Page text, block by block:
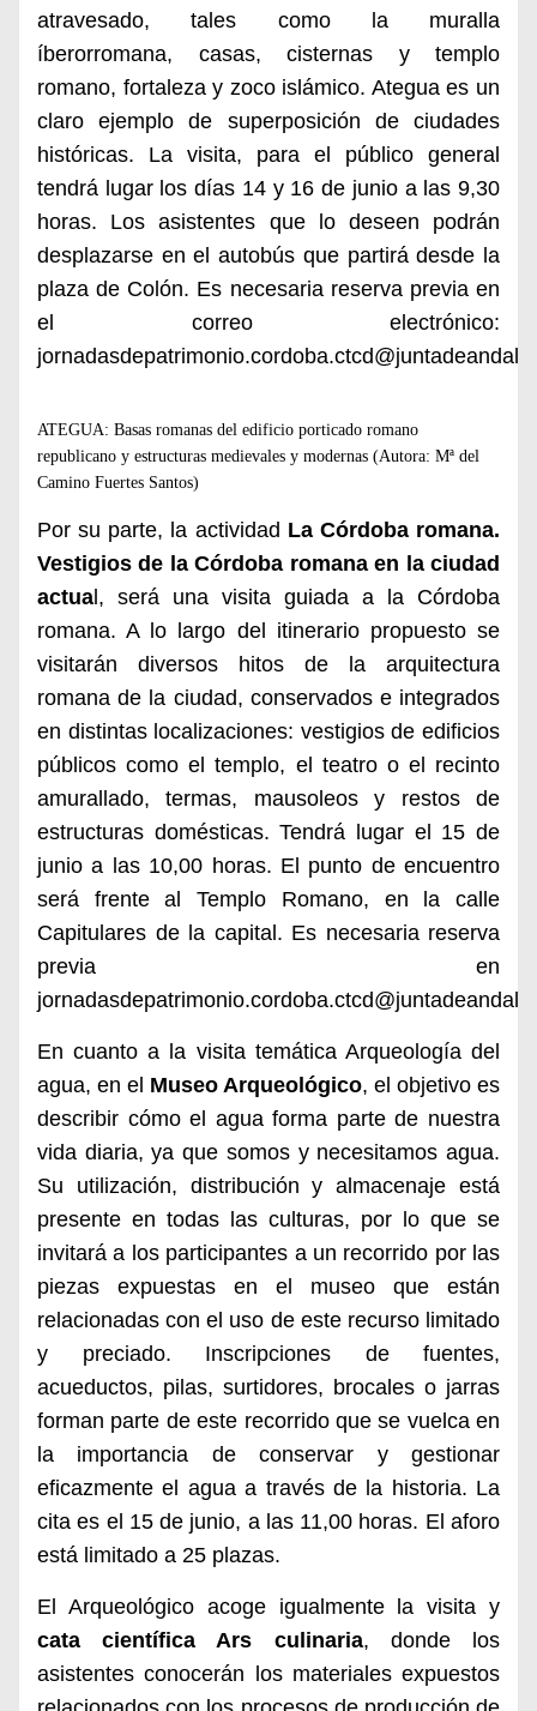
atravesado, tales como la muralla
íberorromana, casas, cisternas y templo
romano, fortaleza y zoco islámico. Ategua es un
claro ejemplo de superposición de ciudades
históricas. La visita, para el público general
tendrá lugar los días 14 y 16 de junio a las 9,30
horas. Los asistentes que lo deseen podrán
desplazarse en el autobús que partirá desde la
plaza de Colón. Es necesaria reserva previa en
el correo electrónico:
ATEGUA: Basas romanas del edificio porticado romano
republicano y estructuras medievales y modernas (Autora: Mª del
Camino Fuertes Santos)
Por su parte, la actividad La Córdoba romana.
Vestigios de la Córdoba romana en la ciudad
actua l, será una visita guiada a la Córdoba
romana. A lo largo del itinerario propuesto se
visitarán diversos hitos de la arquitectura
romana de la ciudad, conservados e integrados
en distintas localizaciones: vestigios de edificios
públicos como el templo, el teatro o el recinto
amurallado, termas, mausoleos y restos de
estructuras domésticas. Tendrá lugar el 15 de
junio a las 10,00 horas. El punto de encuentro
será frente al Templo Romano, en la calle
Capitulares de la capital. Es necesaria reserva
previa en
En cuanto a la visita temática Arqueología del
agua, en el Museo Arqueológico, el objetivo es
describir cómo el agua forma parte de nuestra
vida diaria, ya que somos y necesitamos agua.
Su utilización, distribución y almacenaje está
presente en todas las culturas, por lo que se
invitará a los participantes a un recorrido por las
piezas expuestas en el museo que están
relacionadas con el uso de este recurso limitado
y preciado. Inscripciones de fuentes,
acueductos, pilas, surtidores, brocales o jarras
forman parte de este recorrido que se vuelca en
la importancia de conservar y gestionar
eficazmente el agua a través de la historia. La
cita es el 15 de junio, a las 11,00 horas. El aforo
está limitado a 25 plazas.
El Arqueológico acoge igualmente la visita y
cata científica Ars culinaria, donde los
asistentes conocerán los materiales expuestos